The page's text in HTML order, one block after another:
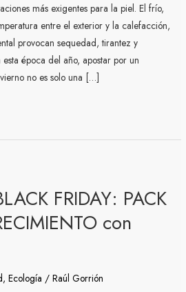
más exigentes para la piel. El frío,
entre el exterior y la calefacción,
provocan sequedad, tirantez y
época del año, apostar por un
no es solo una […]
FRIDAY: PACK
con
,Ecología /Raúl Gorrión